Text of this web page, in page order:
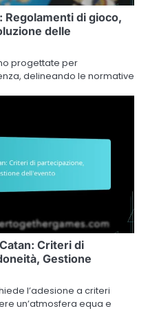
Regolamenti di gioco,
delle
progettate per
delineando le normative
Criteri di
Gestione
l’adesione a criteri
un’atmosfera equa e